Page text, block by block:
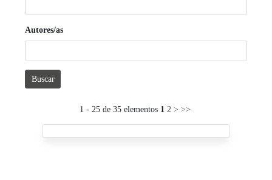
Autores/as
Buscar
1 - 25 de 35 elementos 1 2 > >>